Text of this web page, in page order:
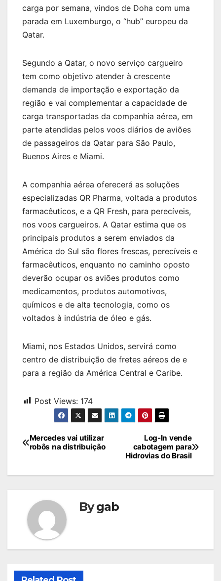
carga por semana, vindos de Doha com uma
parada em Luxemburgo, o “hub” europeu da
Qatar.
Segundo a Qatar, o novo serviço cargueiro
tem como objetivo atender à crescente
demanda de importação e exportação da
região e vai complementar a capacidade de
carga transportadas da companhia aérea, em
parte atendidas pelos voos diários de aviões
de passageiros da Qatar para São Paulo,
Buenos Aires e Miami.
A companhia aérea oferecerá as soluções
especializadas QR Pharma, voltada a produtos
farmacêuticos, e a QR Fresh, para perecíveis,
nos voos cargueiros. A Qatar estima que os
principais produtos a serem enviados da
América do Sul são flores frescas, perecíveis e
farmacêuticos, enquanto no caminho oposto
deverão ocupar os aviões produtos como
medicamentos, produtos automotivos,
químicos e de alta tecnologia, como os
voltados à indústria de óleo e gás.
Miami, nos Estados Unidos, servirá como
centro de distribuição de fretes aéreos de e
para a região da América Central e Caribe.
Post Views: 174
Navegação
de
Log-In vende
cabotagem para
Hidrovias do Brasil
Mercedes vai utilizar
robôs na distribuição
Bygab